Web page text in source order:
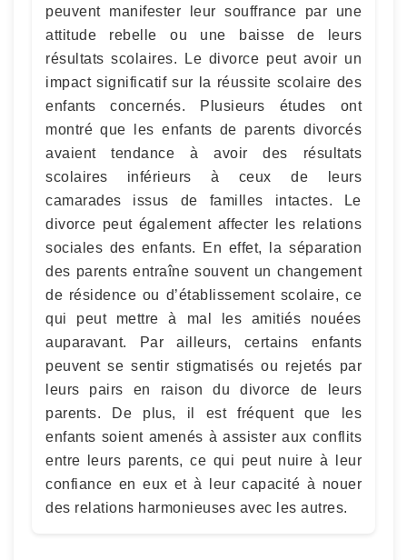
peuvent manifester leur souffrance par une
attitude rebelle ou une baisse de leurs
résultats scolaires. Le divorce peut avoir un
impact significatif sur la réussite scolaire des
enfants concernés. Plusieurs études ont
montré que les enfants de parents divorcés
avaient tendance à avoir des résultats
scolaires inférieurs à ceux de leurs
camarades issus de familles intactes. Le
divorce peut également affecter les relations
sociales des enfants. En effet, la séparation
des parents entraîne souvent un changement
de résidence ou d’établissement scolaire, ce
qui peut mettre à mal les amitiés nouées
auparavant. Par ailleurs, certains enfants
peuvent se sentir stigmatisés ou rejetés par
leurs pairs en raison du divorce de leurs
parents. De plus, il est fréquent que les
enfants soient amenés à assister aux conflits
entre leurs parents, ce qui peut nuire à leur
confiance en eux et à leur capacité à nouer
des relations harmonieuses avec les autres.